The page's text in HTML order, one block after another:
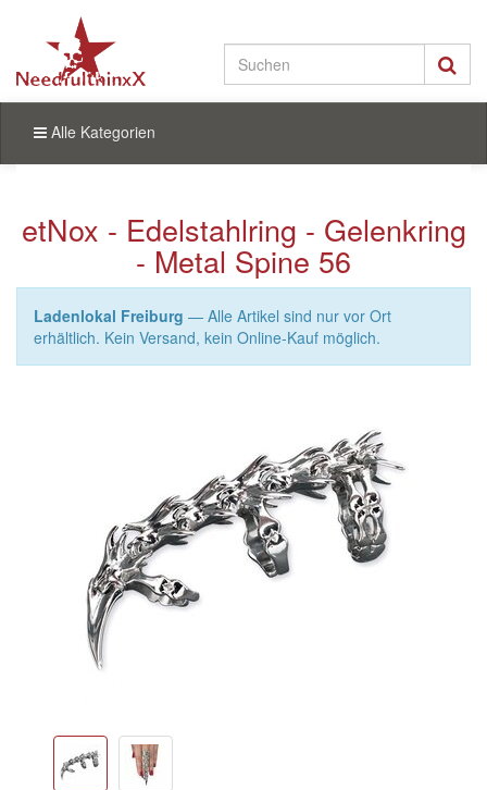
Alle Kategorien
etNox - Edelstahlring - Gelenkring
- Metal Spine 56
Ladenlokal Freiburg — Alle Artikel sind nur vor Ort
erhältlich. Kein Versand, kein Online-Kauf möglich.